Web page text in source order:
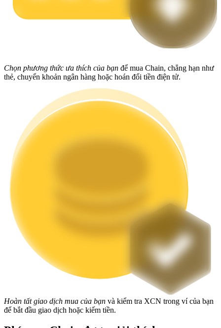
Làm cho tài sản của bạn tăng giá trị đều đặn
Staking
Lợi nhuận cao và truy cập ngay lập tức
Launchpool
Đặt cọc linh hoạt để kiếm được các token phổ biến.
Chọn phương thức ưa thích của bạn để mua Chain, chẳng hạn như
thẻ, chuyển khoản ngân hàng hoặc hoán đổi tiền điện tử.
Hoàn tất giao dịch mua của bạn và kiểm tra XCN trong ví của bạn
để bắt đầu giao dịch hoặc kiếm tiền.